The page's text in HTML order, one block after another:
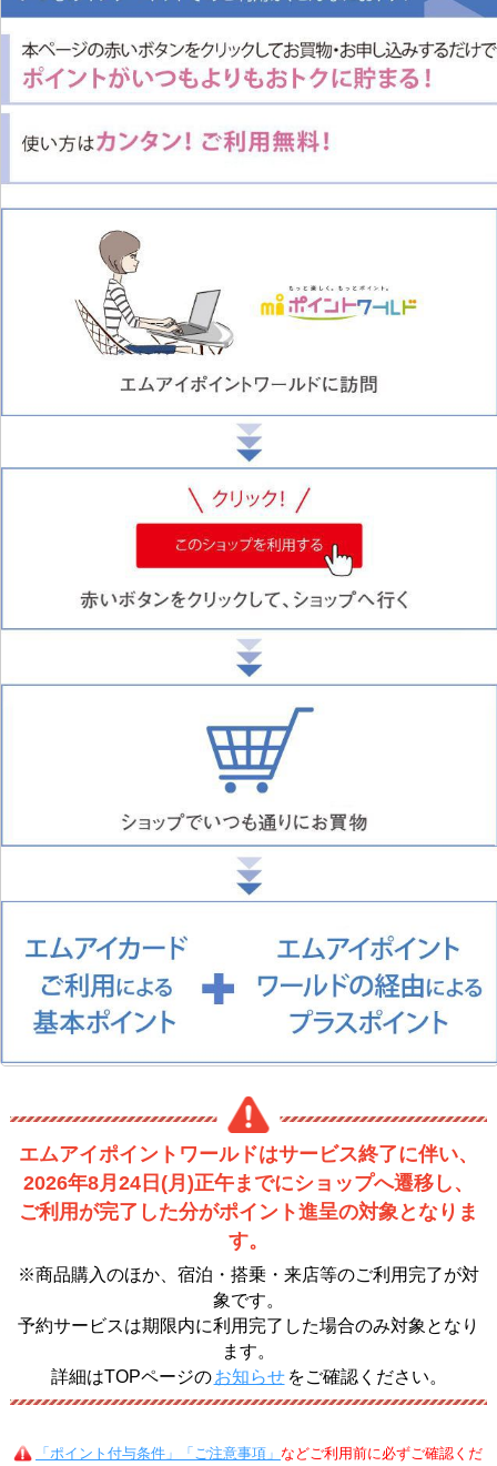
エムアイポイントワールドはサービス終了に伴い、
2026年8月24日(月)正午までにショップへ遷移し、
ご利用が完了した分がポイント進呈の対象となりま
す。
※商品購入のほか、宿泊・搭乗・来店等のご利用完了が対
象です。
予約サービスは期限内に利用完了した場合のみ対象となり
ます。
詳細はTOPページの お知らせ をご確認ください。
「ポイント付与条件」「ご注意事項」 などご利用前に必ずご確認くだ